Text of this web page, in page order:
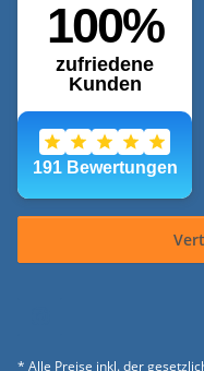
* Alle Preise inkl. der